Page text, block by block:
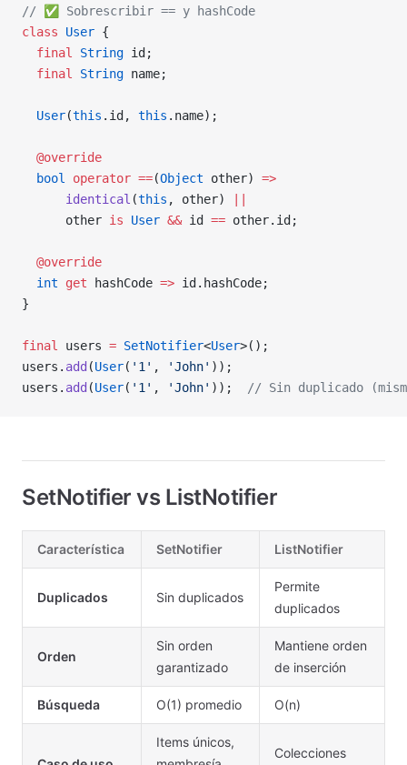
// ✅ Sobrescribir == y hashCode
class User {
  final
String id;
  final
String name;
  User
(this .id, this .name);
  @override
  bool
operator ==(Object other) =>
      identical
(this , other)
      other
is User && id == other.id;
  @override
  int
get hashCode => id.hashCode;
}
final users = SetNotifier<User>();
users. add (User( '1' , 'John' ));
users. add (User( '1' , 'John' )); // Sin duplicado
SetNotifier vs ListNotifier
Característica SetNotifier ListNotifier
Duplicados Sin duplicados
Permite
duplicados
Orden
Sin orden
garantizado
Mantiene orden
de inserción
Búsqueda O(1) promedio O(n)
Items únicos,
Colecciones